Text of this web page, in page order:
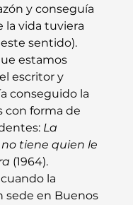
y conseguía
la vida tuviera
sentido).
estamos
escritor y
conseguido la
con forma de
La
no tiene quien le
(1964).
la
sede en Buenos